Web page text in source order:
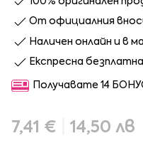
От официалния
Наличен онлайн и в
Експресна
Получавате 14
7,41 € 14,50 лв